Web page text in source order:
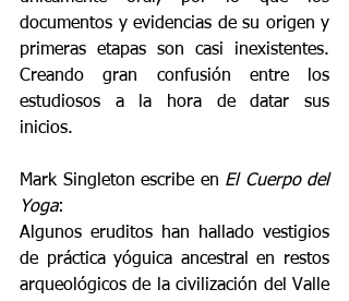
documentos y evidencias de su origen y
primeras etapas son casi inexistentes.
Creando gran confusión entre los
estudiosos a la hora de datar sus
inicios.
Mark Singleton escribe en El Cuerpo del
Yoga:
Algunos eruditos han hallado vestigios
de práctica yóguica ancestral en restos
arqueológicos de la civilización del Valle